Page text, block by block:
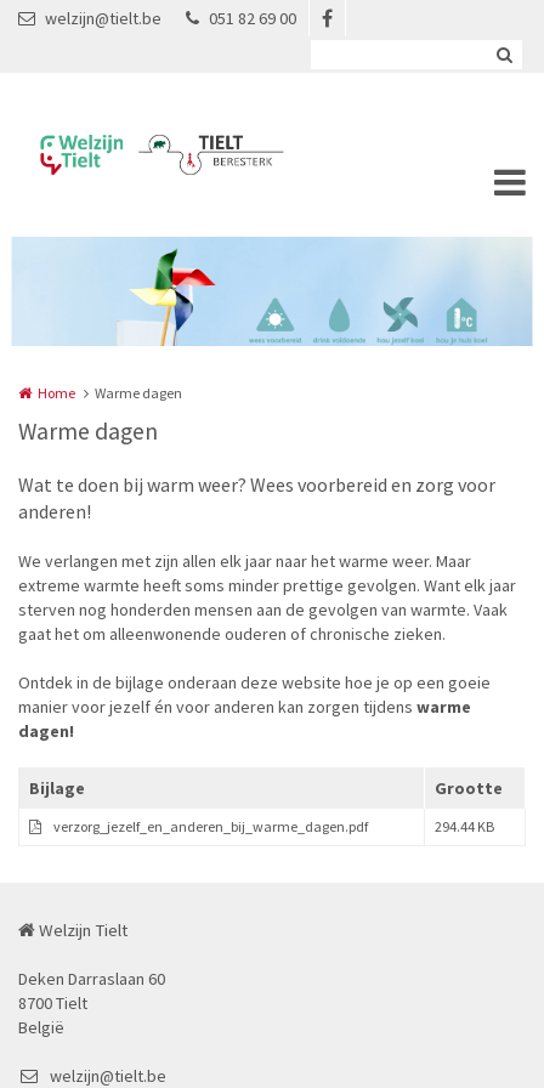
Overslaan en naar de inhoud gaan
welzijn@tielt.be 051 82 69 00
Home Warme dagen
Warme dagen
Wat te doen bij warm weer? Wees voorbereid en zorg voor
anderen!
We verlangen met zijn allen elk jaar naar het warme weer. Maar
extreme warmte heeft soms minder prettige gevolgen. Want elk jaar
sterven nog honderden mensen aan de gevolgen van warmte. Vaak
gaat het om alleenwonende ouderen of chronische zieken.
Ontdek in de bijlage onderaan deze website hoe je op een goeie
manier voor jezelf én voor anderen kan zorgen tijdens warme
dagen!
Bijlage Grootte
verzorg_jezelf_en_anderen_bij_warme_dagen.pdf 294.44 KB
Welzijn Tielt
Deken Darraslaan 60
8700 Tielt
België
welzijn@tielt.be